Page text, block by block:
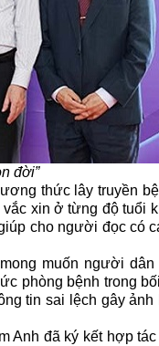
đời”
thức lây truyền
xin ở từng độ tuổi
cho người đọc có
muốn người dân
phòng bệnh trong
tin sai lệch gây
Anh đã ký kết hợp